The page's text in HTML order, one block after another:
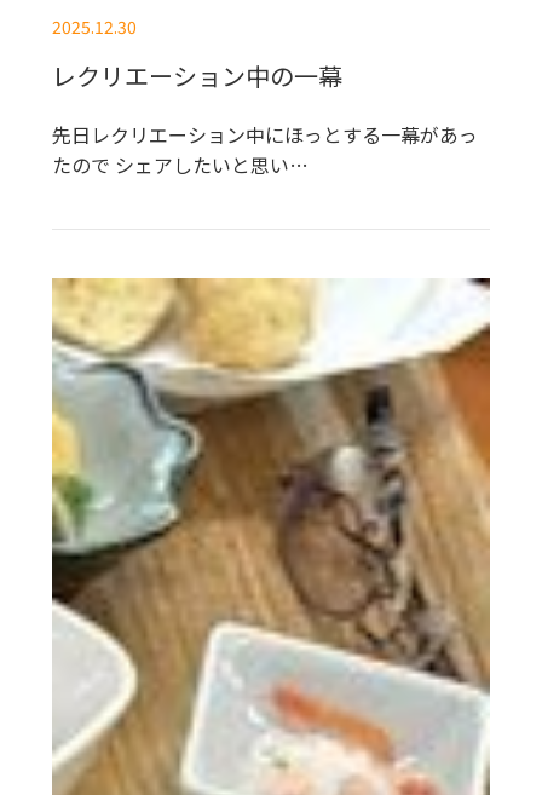
2025.12.30
レクリエーション中の一幕
先日レクリエーション中にほっとする一幕があっ
たので シェアしたいと思い…